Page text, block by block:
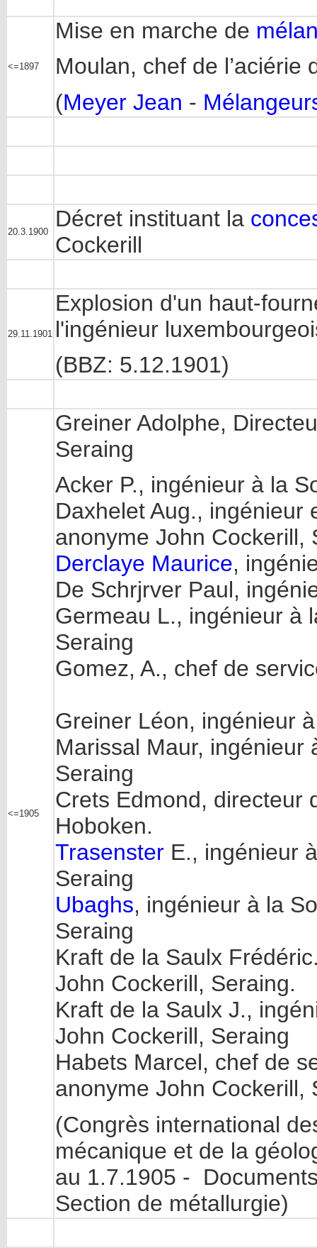
<=1897
Mise en marche de
Moulan, chef de l’aciérie
(Meyer Jean -
20.3.1900
Décret instituant la
Cockerill
29.11.1901
Explosion d'un haut-
l'ingénieur
(BBZ: 5.12.1901)
<=1905
Greiner Adolphe,
Seraing
Acker P., ingénieur à la
Daxhelet Aug., ingénieur
anonyme John Cockerill,
Derclaye Maurice,
De Schrjrver Paul,
Germeau L., ingénieur à
Seraing
Gomez, A., chef de
Greiner Léon, ingénieur
Marissal Maur, ingénieur
Seraing
Crets Edmond, directeur
Hoboken.
Trasenster E., ingénieur
Seraing
Ubaghs, ingénieur à la
Seraing
Kraft de la Saulx
John Cockerill, Seraing.
Kraft de la Saulx J.,
John Cockerill, Seraing
Habets Marcel, chef de
anonyme John Cockerill,
(Congrès international
mécanique et de la
au 1.7.1905 -
Section de métallurgie)